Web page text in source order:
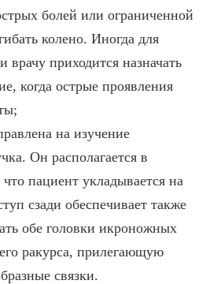
болей или ограниченной
колено. Иногда для
приходится назначать
когда острые проявления
на изучение
Он располагается в
пациент укладывается на
сзади обеспечивает также
обе головки икроножных
ракурса, прилегающую
связки.